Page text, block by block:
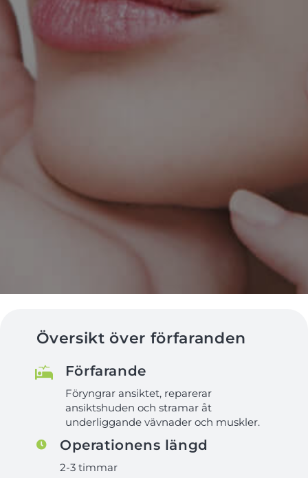
Översikt över förfaranden
Förfarande
Föryngrar ansiktet, reparerar
ansiktshuden och stramar åt
underliggande vävnader och muskler.
Operationens längd
2-3 timmar